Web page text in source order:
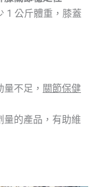
1 公斤體重，膝蓋
不足， 關節保健
量的產品，有助維